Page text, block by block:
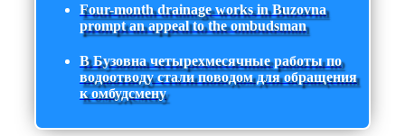
Four-month drainage works in Buzovna
prompt an appeal to the ombudsman
В Бузовна четырехмесячные работы по
водоотводу стали поводом для обращения
к омбудсмену